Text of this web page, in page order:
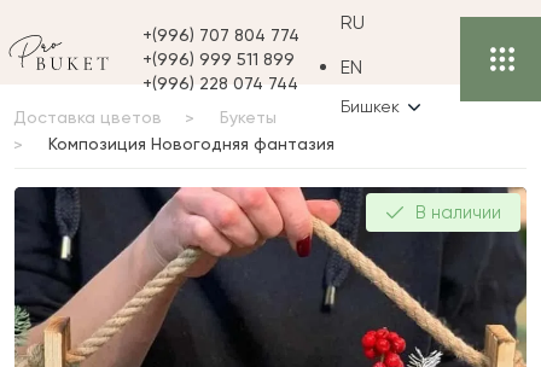
+(996) 707 804 774
+(996) 999 511 899
+(996) 228 074 744
RU
EN
Бишкек
Доставка цветов
Букеты
Композиция Новогодняя фантазия
фантазия
В наличии